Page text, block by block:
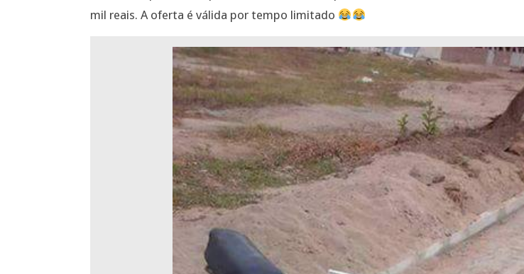
mil reais. A oferta é válida por tempo limitado